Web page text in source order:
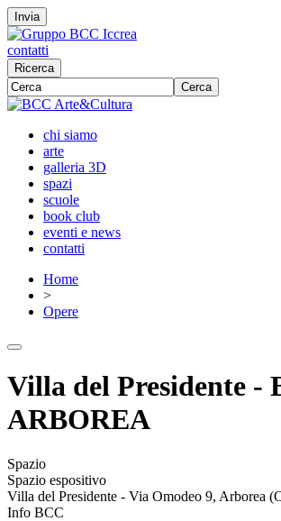
Invia
contatti
Ricerca
Cerca
chi siamo
arte
galleria 3D
spazi
scuole
book club
eventi e news
contatti
Home
>
Opere
Villa del Presidente -
ARBOREA
Spazio
Spazio espositivo
Villa del Presidente - Via Omodeo 9, Arborea
Info BCC